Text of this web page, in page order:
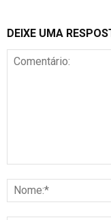
DEIXE UMA